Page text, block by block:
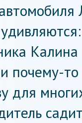
Калина
почему-
для